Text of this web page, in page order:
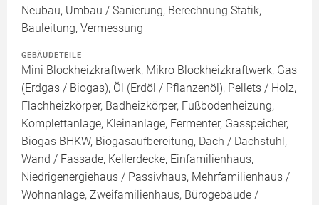
Neubau, Umbau / Sanierung, Berechnung Statik,
Bauleitung, Vermessung
GEBÄUDETEILE
Mini Blockheizkraftwerk, Mikro Blockheizkraftwerk, Gas
(Erdgas / Biogas), Öl (Erdöl / Pflanzenöl), Pellets / Holz,
Flachheizkörper, Badheizkörper, Fußbodenheizung,
Komplettanlage, Kleinanlage, Fermenter, Gasspeicher,
Biogas BHKW, Biogasaufbereitung, Dach / Dachstuhl,
Wand / Fassade, Kellerdecke, Einfamilienhaus,
Niedrigenergiehaus / Passivhaus, Mehrfamilienhaus /
Wohnanlage, Zweifamilienhaus, Bürogebäude /